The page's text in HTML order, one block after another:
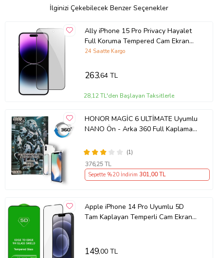
Yüksek Şeffaflık:Tiknal Esnek Nano Kırılmaz Cam Ekran Koruyucu
Film , yüksek şeffaflık özelliği sayesinde ekranınızın netliğini ve renk
doğruluğunu korur. Ekranın arkasındaki güzellikleri her zaman
görebilirsiniz.
Kolay Kurulum: Tiknal Esnek Nano Kırılmaz Cam Ekran Koruyucu
Film , kolay kurulum için özel olarak tasarlanmıştır. Ekranınızı
yerleştirebilirsiniz.
Uyumlu Modeller: Tiknal Esnek Nano Kırılmaz Cam Ekran Koruyucu
Film modeline uyumludur, mükemmel koruma sağlar.
için Tiknal Esnek Nano Kırılmaz Cam Ekran Koruyucu Filmyu bugün
İlginizi Çekebilecek Benzer Seçenekler
Ally iPhone 15 Pro Privacy Hayalet
Full Koruma Tempered Cam Ekran
Koruyucu (Siyah)
24 Saatte Kargo
263,64 TL
28,12 TL'den Başlayan Taksitlerle
HONOR MAGİC 6 ULTİMATE Uyumlu
NANO Ön - Arka 360 Full Kaplama
MAXXPRO
(1)
376,25 TL
Sepette %20 İndirim 301,00 TL
Apple iPhone 14 Pro Uyumlu 5D
Tam Kaplayan Temperli Cam Ekran
149,00 TL